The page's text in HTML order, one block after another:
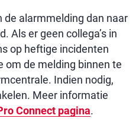
de alarmmelding dan naar
Als er geen collega’s in
op heftige incidenten
om de melding binnen te
Indien nodig,
Meer informatie
Connect pagina.